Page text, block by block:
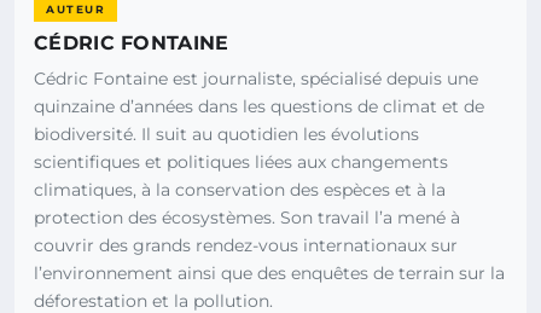
AUTEUR
CÉDRIC FONTAINE
Cédric Fontaine est journaliste, spécialisé depuis une
quinzaine d’années dans les questions de climat et de
biodiversité. Il suit au quotidien les évolutions
scientifiques et politiques liées aux changements
climatiques, à la conservation des espèces et à la
protection des écosystèmes. Son travail l’a mené à
couvrir des grands rendez-vous internationaux sur
l’environnement ainsi que des enquêtes de terrain sur la
déforestation et la pollution.